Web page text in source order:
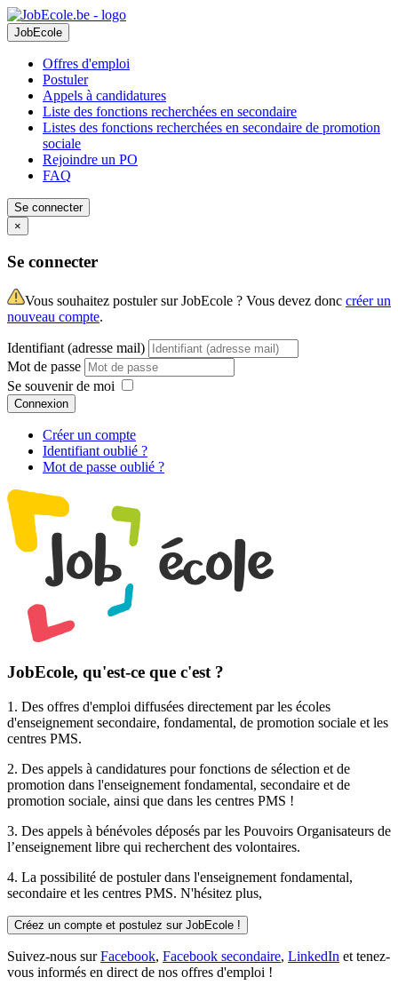
JobEcole
Offres d'emploi
Postuler
Appels à candidatures
Liste des fonctions recherchées en secondaire
Listes des fonctions recherchées en secondaire de promotion
sociale
Rejoindre un PO
FAQ
Se connecter
×
Se connecter
Vous souhaitez postuler sur JobEcole ? Vous devez donc créer un
nouveau compte.
Identifiant (adresse mail)
Mot de passe
Se souvenir de moi
Connexion
Créer un compte
Identifiant oublié ?
Mot de passe oublié ?
JobEcole, qu'est-ce que c'est ?
1. Des offres d'emploi diffusées directement par les écoles
d'enseignement secondaire, fondamental, de promotion sociale et les
centres PMS.
2. Des appels à candidatures pour fonctions de sélection et de
promotion dans l'enseignement fondamental, secondaire et de
promotion sociale, ainsi que dans les centres PMS !
3. Des appels à bénévoles déposés par les Pouvoirs Organisateurs de
l’enseignement libre qui recherchent des volontaires.
4. La possibilité de postulerdans l'enseignement fondamental,
secondaire et les centres PMS. N'hésitez plus,
Créez un compte et postulez sur JobEcole !
Suivez-nous surFacebook, Facebook secondaire, LinkedIn et tenez-
vous informés en direct de nos offres d'emploi !